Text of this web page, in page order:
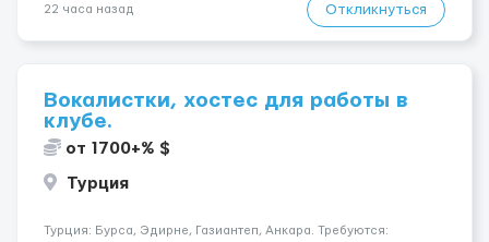
22 часа назад Откликнуться
Вокалистки, хостес для работы в
клубе.
от 1700+% $
Турция
Турция: Бурса, Эдирне, Газиантеп, Анкара. Требуются: